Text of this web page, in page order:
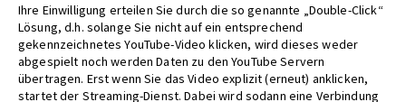
Ihre Einwilligung erteilen Sie durch die so genannte „Double-Click“
Lösung, d.h. solange Sie nicht auf ein entsprechend
gekennzeichnetes YouTube-Video klicken, wird dieses weder
abgespielt noch werden Daten zu den YouTube Servern
übertragen. Erst wenn Sie das Video explizit (erneut) anklicken,
startet der Streaming-Dienst. Dabei wird sodann eine Verbindung